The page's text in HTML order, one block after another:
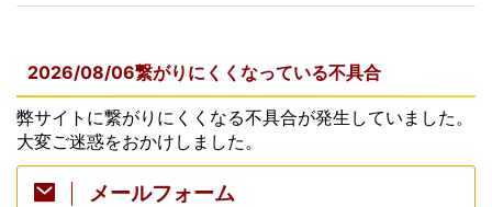
2026/08/06繋がりにくくなっている不具合
弊サイトに繋がりにくくなる不具合が発生していました。
大変ご迷惑をおかけしました。
メールフォーム